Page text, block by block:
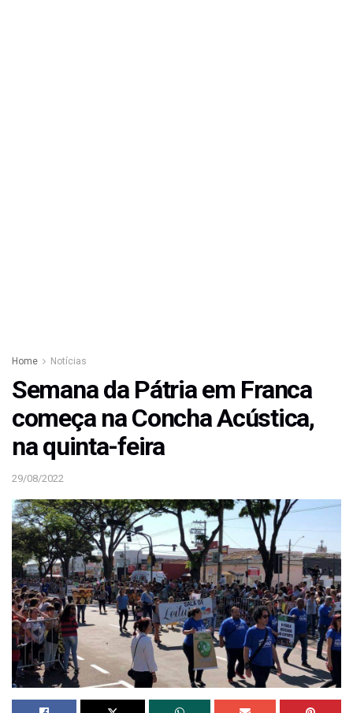
Home Notícias
Semana da Pátria em Franca
começa na Concha Acústica,
na quinta-feira
29/08/2022